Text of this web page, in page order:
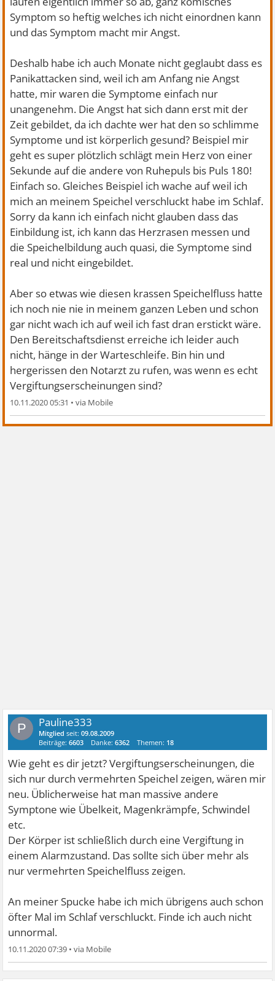
Symptom so heftig welches ich nicht einordnen kann
und das Symptom macht mir Angst.
Deshalb habe ich auch Monate nicht geglaubt dass es
Panikattacken sind, weil ich am Anfang nie Angst
hatte, mir waren die Symptome einfach nur
unangenehm. Die Angst hat sich dann erst mit der
Zeit gebildet, da ich dachte wer hat den so schlimme
Symptome und ist körperlich gesund? Beispiel mir
geht es super plötzlich schlägt mein Herz von einer
Sekunde auf die andere von Ruhepuls bis Puls 180!
Einfach so. Gleiches Beispiel ich wache auf weil ich
mich an meinem Speichel verschluckt habe im Schlaf.
Sorry da kann ich einfach nicht glauben dass das
Einbildung ist, ich kann das Herzrasen messen und
die Speichelbildung auch quasi, die Symptome sind
real und nicht eingebildet.
Aber so etwas wie diesen krassen Speichelfluss hatte
ich noch nie nie in meinem ganzen Leben und schon
gar nicht wach ich auf weil ich fast dran erstickt wäre.
Den Bereitschaftsdienst erreiche ich leider auch
nicht, hänge in der Warteschleife. Bin hin und
hergerissen den Notarzt zu rufen, was wenn es echt
Vergiftungserscheinungen sind?
10.11.2020 05:31 •
P Pauline333
Mitglied seit:09.08.2009
Beiträge:6603 Danke:6362 Themen: 18
Wie geht es dir jetzt? Vergiftungserscheinungen, die
sich nur durch vermehrten Speichel zeigen, wären mir
neu. Üblicherweise hat man massive andere
Symptone wie Übelkeit, Magenkrämpfe, Schwindel
etc.
Der Körper ist schließlich durch eine Vergiftung in
einem Alarmzustand. Das sollte sich über mehr als
nur vermehrten Speichelfluss zeigen.
An meiner Spucke habe ich mich übrigens auch schon
öfter Mal im Schlaf verschluckt. Finde ich auch nicht
unnormal.
10.11.2020 07:39 •